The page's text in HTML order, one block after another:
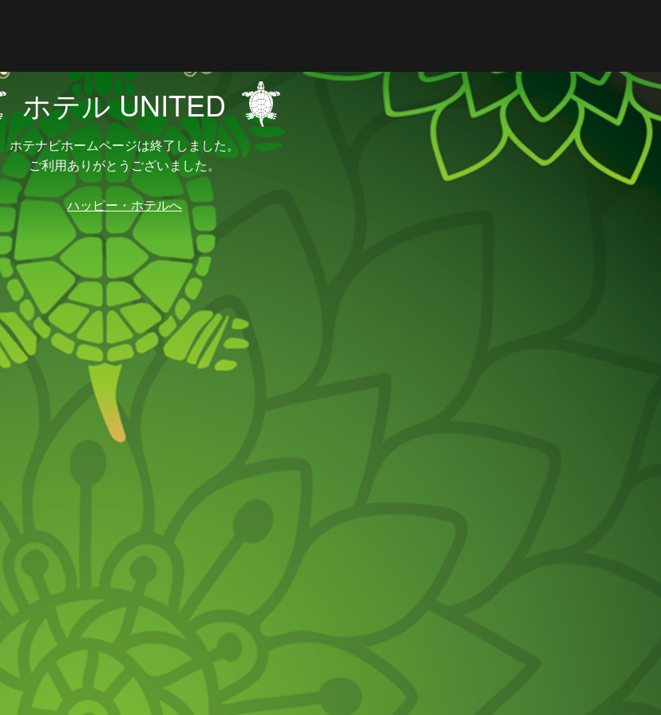
ホテル UNITED
ホテナビホームページは終了しました。
ご利用ありがとうございました。
ハッピー・ホテルへ